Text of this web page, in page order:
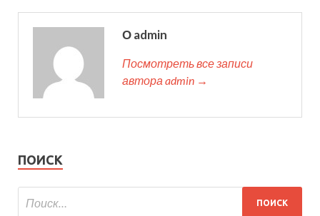
О admin
Посмотреть все записи
автора admin →
ПОИСК